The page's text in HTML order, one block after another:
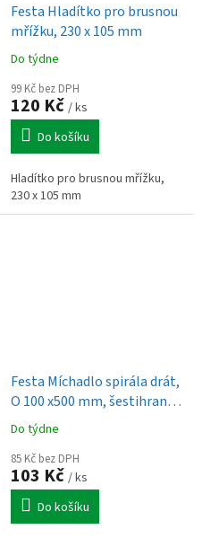
Festa Hladítko pro brusnou
mřížku, 230 x 105 mm
Do týdne
99 Kč bez DPH
120 Kč / ks
Do košíku
Hladítko pro brusnou mřížku,
230 x 105 mm
Festa Míchadlo spirála drát,
O 100 x500 mm, šestihran,
pozinkované
Do týdne
85 Kč bez DPH
103 Kč / ks
Do košíku